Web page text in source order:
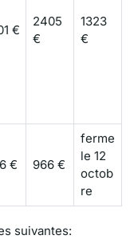
€
2405
€
1323
€
€ 966 €
ferme
le 12
octob
re
suivantes: